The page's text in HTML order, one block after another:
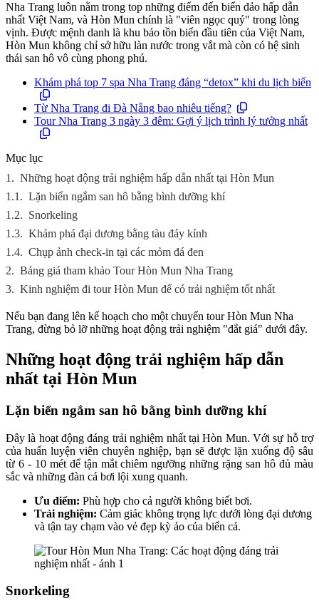
Nha Trang luôn nằm trong top những điểm đến biển đảo hấp dẫn
nhất Việt Nam, và Hòn Mun chính là "viên ngọc quý" trong lòng
vịnh. Được mệnh danh là khu bảo tồn biển đầu tiên của Việt Nam,
Hòn Mun không chỉ sở hữu làn nước trong vắt mà còn có hệ sinh
thái san hô vô cùng phong phú.
Khám phá top 7 spa Nha Trang đáng “detox” khi du lịch biển
Từ Nha Trang đi Đà Nẵng bao nhiêu tiếng?
Tour Nha Trang 3 ngày 3 đêm: Gợi ý lịch trình lý tưởng nhất
Mục lục
1. Những hoạt động trải nghiệm hấp dẫn nhất tại Hòn Mun
1.1. Lặn biển ngắm san hô bằng bình dưỡng khí
1.2. Snorkeling
1.3. Khám phá đại dương bằng tàu đáy kính
1.4. Chụp ảnh check-in tại các mỏm đá đen
2. Bảng giá tham khảo Tour Hòn Mun Nha Trang
3. Kinh nghiệm đi tour Hòn Mun để có trải nghiệm tốt nhất
Nếu bạn đang lên kế hoạch cho một chuyến tour Hòn Mun Nha
Trang, đừng bỏ lỡ những hoạt động trải nghiệm "đắt giá" dưới đây.
Những hoạt động trải nghiệm hấp dẫn
nhất tại Hòn Mun
Lặn biển ngắm san hô bằng bình dưỡng khí
Đây là hoạt động đáng trải nghiệm nhất tại Hòn Mun. Với sự hỗ trợ
của huấn luyện viên chuyên nghiệp, bạn sẽ được lặn xuống độ sâu
từ 6 - 10 mét để tận mắt chiêm ngưỡng những rặng san hô đủ màu
sắc và những đàn cá bơi lội xung quanh.
Ưu điểm: Phù hợp cho cả người không biết bơi.
Trải nghiệm: Cảm giác không trọng lực dưới lòng đại dương
và tận tay chạm vào vẻ đẹp kỳ ảo của biển cả.
Snorkeling